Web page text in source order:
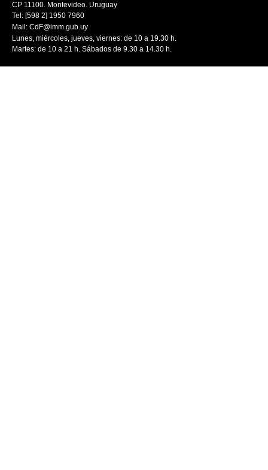
CP 11100. Montevideo. Uruguay
Tel: [598 2] 1950 7960
Mail: CdF@imm.gub.uy
Lunes, miércoles, jueves, viernes: de 10 a 19.30 h.
Martes: de 10 a 21 h. Sábados de 9.30 a 14.30 h.